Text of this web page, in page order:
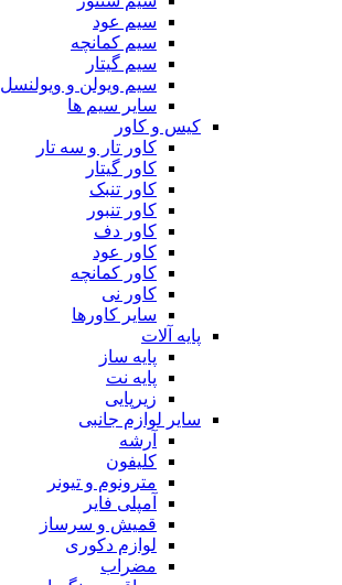
سیم عود
سیم کمانچه
سیم گیتار
سیم ویولن و ویولنسل
سایر سیم ها
کیس و کاور
کاور تار و سه تار
کاور گیتار
کاور تنبک
کاور تنبور
کاور دف
کاور عود
کاور کمانچه
کاور نی
سایر کاورها
پایه آلات
پایه ساز
پایه نت
زیرپایی
سایر لوازم جانبی
آرشه
کلیفون
مترونوم و تیونر
آمپلی فایر
قمیش و سرساز
لوازم دکوری
مضراب